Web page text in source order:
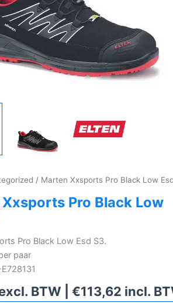
/ Marten Xxsports Pro Black Low
Pro Black Low
Pro Black Low Esd S3.
paar
BTW | €113,62 incl.